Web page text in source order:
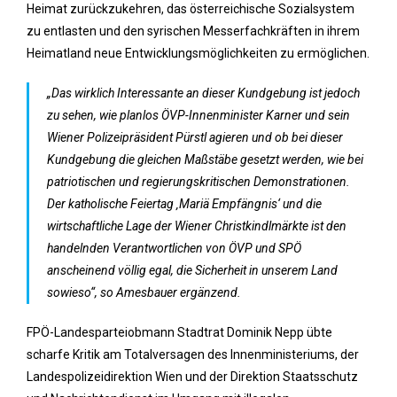
Heimat zurückzukehren, das österreichische Sozialsystem
zu entlasten und den syrischen Messerfachkräften in ihrem
Heimatland neue Entwicklungsmöglichkeiten zu ermöglichen.
„Das wirklich Interessante an dieser Kundgebung ist jedoch
zu sehen, wie planlos ÖVP-Innenminister Karner und sein
Wiener Polizeipräsident Pürstl agieren und ob bei dieser
Kundgebung die gleichen Maßstäbe gesetzt werden, wie bei
patriotischen und regierungskritischen Demonstrationen.
Der katholische Feiertag ‚Mariä Empfängnis‘ und die
wirtschaftliche Lage der Wiener Christkindlmärkte ist den
handelnden Verantwortlichen von ÖVP und SPÖ
anscheinend völlig egal, die Sicherheit in unserem Land
sowieso“, so Amesbauer ergänzend.
FPÖ-Landesparteiobmann Stadtrat Dominik Nepp übte
scharfe Kritik am Totalversagen des Innenministeriums, der
Landespolizeidirektion Wien und der Direktion Staatsschutz